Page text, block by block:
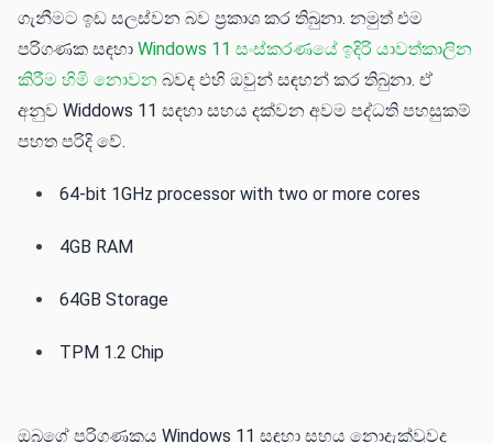
ගැනීමට ඉඩ සලස්වන බව ප්‍රකාශ කර තිබුනා. නමුත් එම
පරිගණක සඳහා Windows 11 සංස්කරණයේ ඉදිරි යාවත්කාලින
කිරීම හිමි නොවන බවද එහි ඔවුන් සඳහන් කර තිබුනා. ඒ
අනුව Widdows 11 සඳහා සහය දක්වන අවම පද්ධති පහසුකම්
පහත පරිදි වේ.
64-bit 1GHz processor with two or more cores
4GB RAM
64GB Storage
TPM 1.2 Chip
ඔබගේ පරිගණකය Windows 11 සඳහා සහය නොදැක්වූවද